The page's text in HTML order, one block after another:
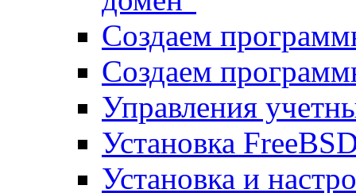
Создаем
Создаем
Управления
Установка
Установка и